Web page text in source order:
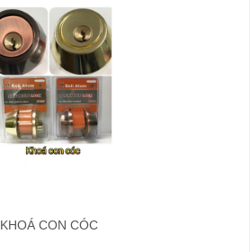
KHOÁ CON CÓC